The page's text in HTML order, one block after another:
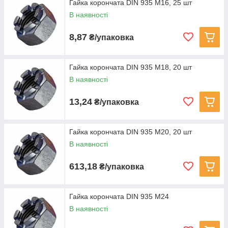
Гайка корончата DIN 935 М16, 25 шт
В наявності
8,87 ₴/упаковка
Гайка корончата DIN 935 М18, 20 шт
В наявності
13,24 ₴/упаковка
Гайка корончата DIN 935 М20, 20 шт
В наявності
613,18 ₴/упаковка
Гайка корончата DIN 935 М24
В наявності